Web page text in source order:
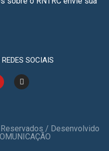
SOCIAIS
/ Desenvolvido